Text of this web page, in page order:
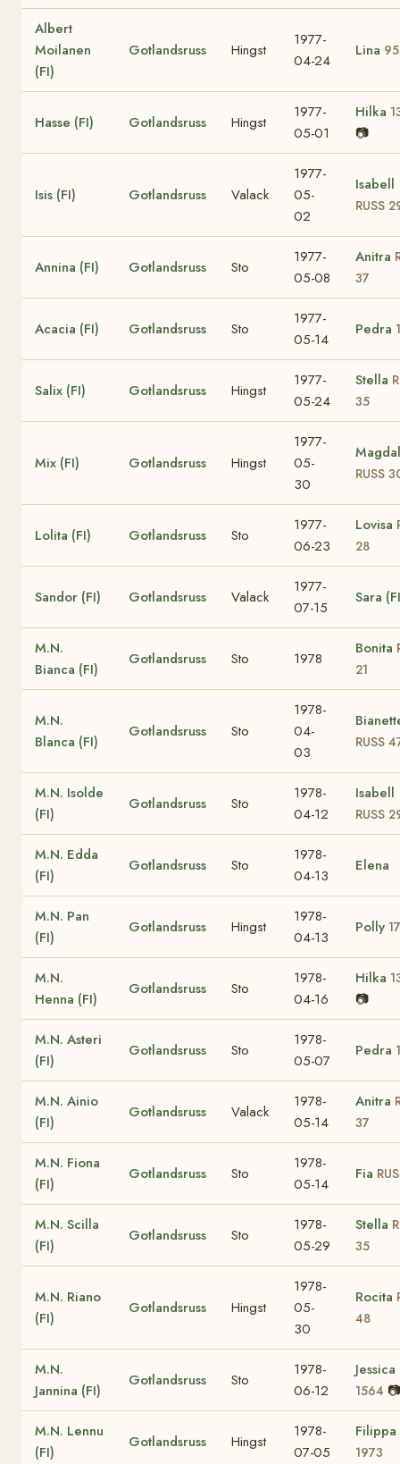
Albert
Moilanen
(FI)
Gotlandsruss Hingst
1977-
04-24
Lina
Hasse (FI) Gotlandsruss Hingst
1977-
05-01
Hilka
📷
Isis (FI) Gotlandsruss Valack
1977-
05-
02
Isabell
RUSS
Annina (FI) Gotlandsruss Sto
1977-
05-08
Anitra
37
Acacia (FI) Gotlandsruss Sto
1977-
05-14
Pedra
Salix (FI) Gotlandsruss Hingst
1977-
05-24
Stella
35
Mix (FI) Gotlandsruss Hingst
1977-
05-
30
RUSS
Lolita (FI) Gotlandsruss Sto
1977-
06-23
Lovisa
28
Sandor (FI) Gotlandsruss Valack
1977-
07-15
Sara
M.N.
Bianca (FI)
Gotlandsruss Sto 1978
Bonita
21
M.N.
Blanca (FI)
Gotlandsruss Sto
1978-
04-
03
RUSS
M.N. Isolde
(FI)
Gotlandsruss Sto
1978-
04-12
Isabell
RUSS
M.N. Edda
(FI)
Gotlandsruss Sto
1978-
04-13
Elena
M.N. Pan
(FI)
Gotlandsruss Hingst
1978-
04-13
Polly
M.N.
Henna (FI)
Gotlandsruss Sto
1978-
04-16
Hilka
📷
M.N. Asteri
(FI)
Gotlandsruss Sto
1978-
05-07
Pedra
M.N. Ainio
(FI)
Gotlandsruss Valack
1978-
05-14
Anitra
37
M.N. Fiona
(FI)
Gotlandsruss Sto
1978-
05-14
Fia
M.N. Scilla
(FI)
Gotlandsruss Sto
1978-
05-29
Stella
35
M.N. Riano
(FI)
Gotlandsruss Hingst
1978-
05-
30
Rocita
48
M.N.
Jannina (FI)
Gotlandsruss Sto
1978-
06-12
Jessica
1564 📷
M.N. Lennu
(FI)
Gotlandsruss Hingst
1978-
07-05
Filippa
1973